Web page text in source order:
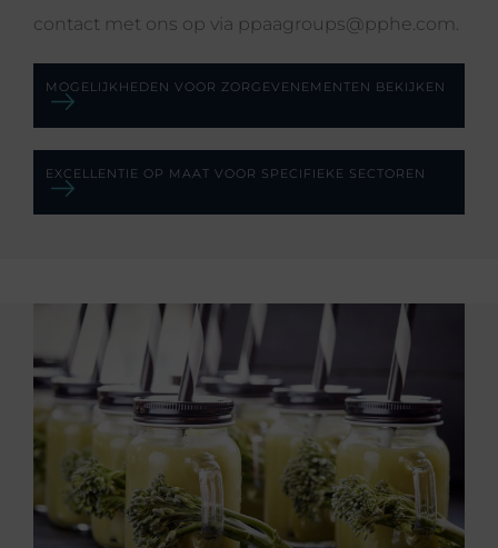
contact met ons op via ppaagroups@pphe.com.
MOGELIJKHEDEN VOOR ZORGEVENEMENTEN BEKIJKEN
EXCELLENTIE OP MAAT VOOR SPECIFIEKE SECTOREN